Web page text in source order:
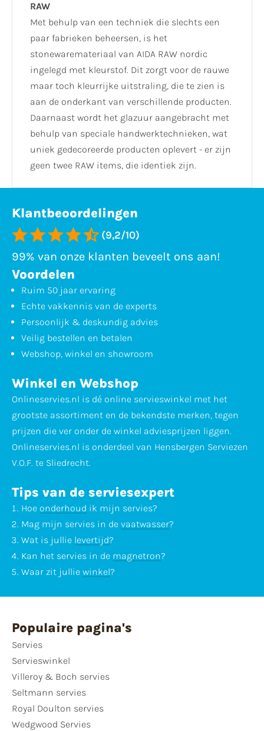
RAW
Met behulp van een techniek die slechts een
paar fabrieken beheersen, is het
stonewaremateriaal van AIDA RAW nordic
ingelegd met kleurstof. Dit zorgt voor de rauwe
maar toch kleurrijke uitstraling, die te zien is
aan de onderkant van verschillende producten.
Daarnaast wordt het glazuur aangebracht met
behulp van speciale handwerktechnieken, wat
uniek gedecoreerde producten oplevert - er zijn
geen twee RAW items, die identiek zijn.
Klantbeoordelingen
(9,2/10)
99% van onze klanten beveelt ons aan!
Voordelen
Ruim 50 jaar ervaring
Echte vakkennis van de experts
Persoonlijk & deskundig advies
Veilig bestellen en betalen
Webshop, winkel en showroom
Winkel en Webshop
Onlineservies.nl is dé online servieswinkel met het
grootste assortiment en de bekendste merken, tegen
prijzen die ver onder de winkel adviesprijzen liggen.
Onlineservies.nl is onderdeel van Hensbergen Serviezen
V.O.F. te Sliedrecht.
Tips van de serviesexpert
Hoe onderhoud ik mijn servies?
Mag mijn servies in de vaatwasser?
Wat is jullie levertijd?
Kan het servies in de magnetron?
Waar zit jullie winkel?
Populaire pagina's
Servies
Servieswinkel
Villeroy & Boch servies
Seltmann servies
Royal Doulton servies
Wedgwood Servies